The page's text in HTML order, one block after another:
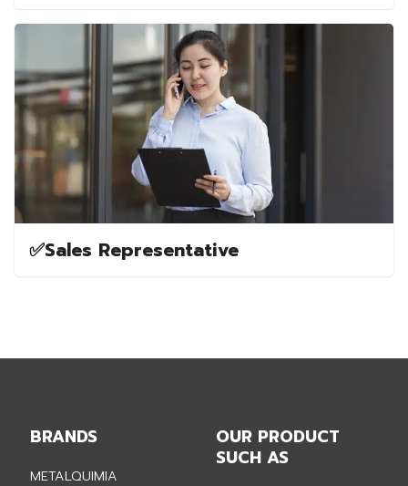
✅️Sales Representative
BRANDS
METALQUIMIA
OUR PRODUCT
SUCH AS